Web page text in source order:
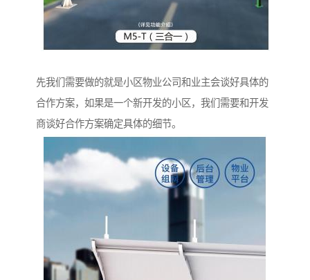
先我们需要做的就是小区物业公司和业主会谈好具体的
合作方案，如果是一个新开发的小区，我们需要和开发
商谈好合作方案确定具体的细节。